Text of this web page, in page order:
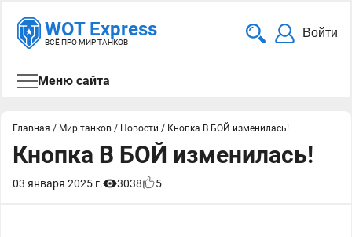
WOT Express
ВСЁ ПРО МИР ТАНКОВ
Войти
Меню сайта
Главная / Мир танков / Новости / Кнопка В БОЙ изменилась!
Кнопка В БОЙ изменилась!
03 января 2025 г. 3038 5